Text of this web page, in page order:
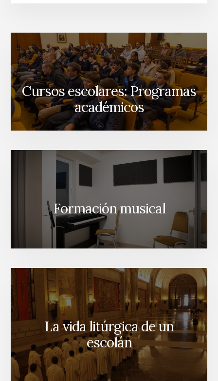
Cursos escolares: Programas
académicos
Formación musical
La vida litúrgica de un
escolán